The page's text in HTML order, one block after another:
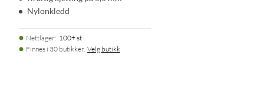
Nylonkledd
Nettlager: 100+ st
Finnes i 30 butikker. Velg butikk